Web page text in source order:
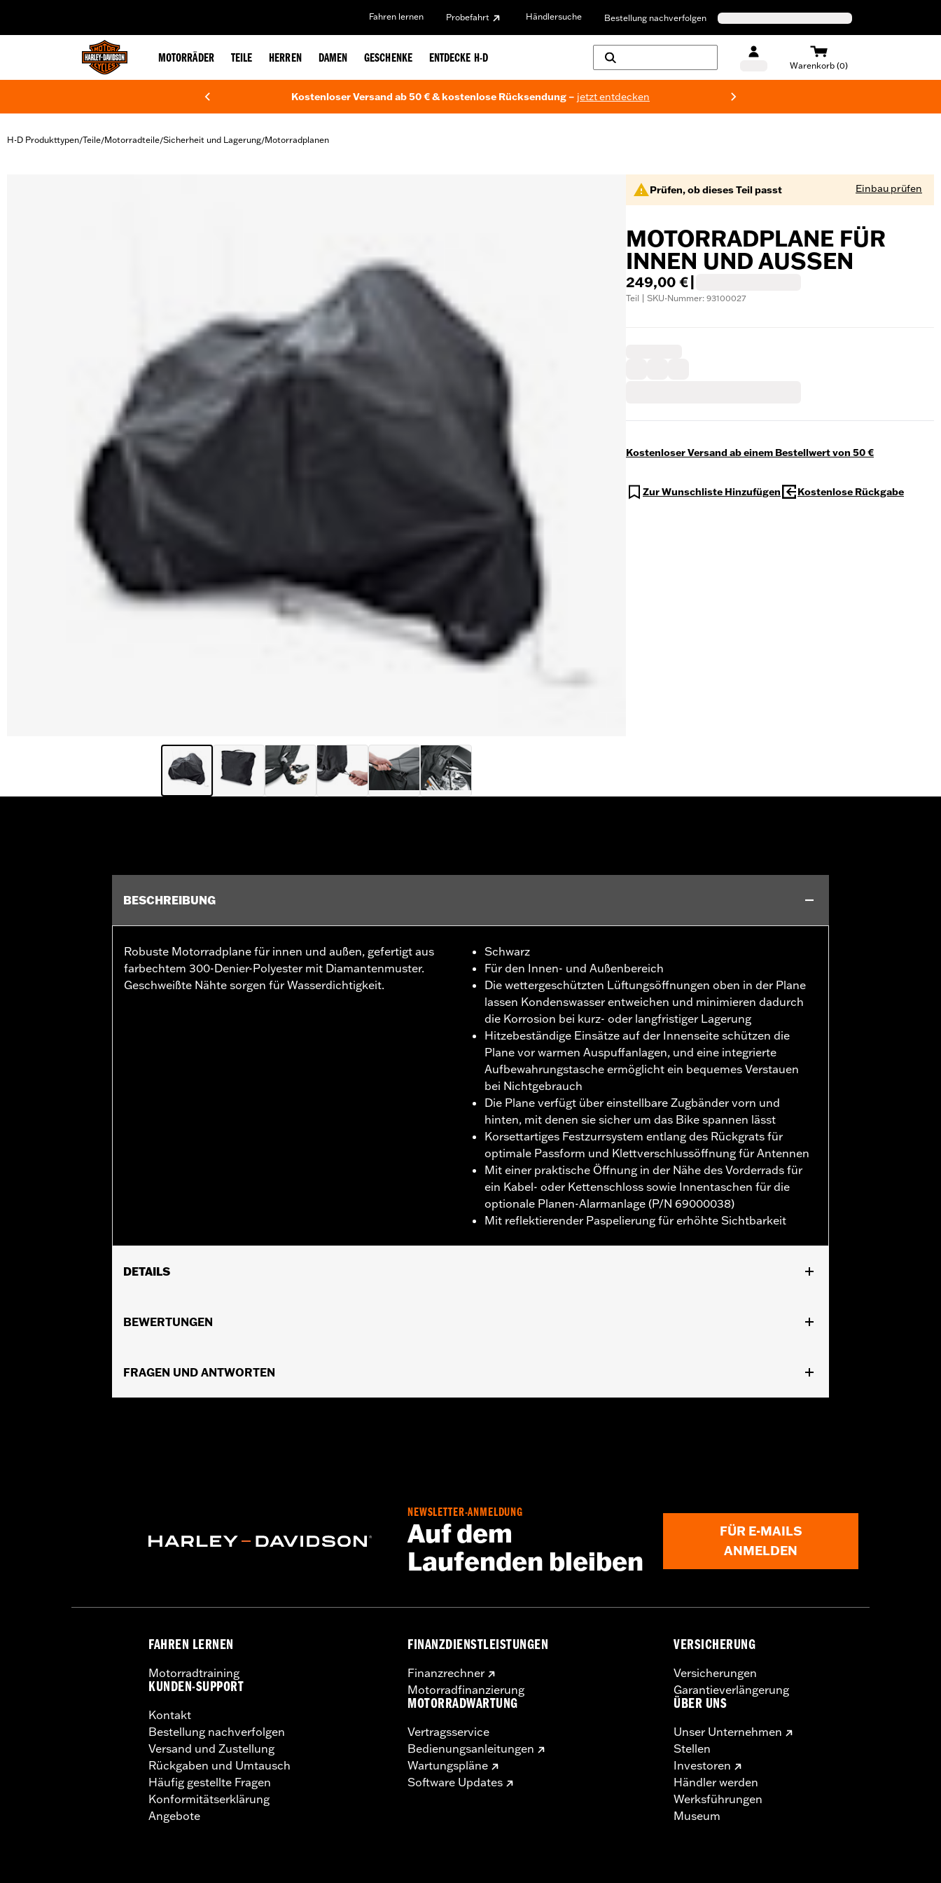
Fahren lernen Probefahrt Händlersuche Bestellung nachverfolgen
MOTORRÄDER TEILE HERREN DAMEN GESCHENKE ENTDECKE H-D
Warenkorb (0)
Kostenloser Versand ab 50 € & kostenlose Rücksendung – jetzt entdecken
H-D Produkttypen/Teile/Motorradteile/Sicherheit und Lagerung/Motorradplanen
Prüfen, ob dieses Teil passt Einbau prüfen
MOTORRADPLANE FÜR
INNEN UND AUSSEN
249,00 €
Teil | SKU-Nummer: 93100027
Kostenloser Versand ab einem Bestellwert von 50 €
Zur Wunschliste Hinzufügen Kostenlose Rückgabe
BESCHREIBUNG
Robuste Motorradplane für innen und außen, gefertigt aus
farbechtem 300-Denier-Polyester mit Diamantenmuster.
Geschweißte Nähte sorgen für Wasserdichtigkeit.
Schwarz
Für den Innen- und Außenbereich
Die wettergeschützten Lüftungsöffnungen oben in der Plane
lassen Kondenswasser entweichen und minimieren dadurch
die Korrosion bei kurz- oder langfristiger Lagerung
Hitzebeständige Einsätze auf der Innenseite schützen die
Plane vor warmen Auspuffanlagen, und eine integrierte
Aufbewahrungstasche ermöglicht ein bequemes Verstauen
bei Nichtgebrauch
Die Plane verfügt über einstellbare Zugbänder vorn und
hinten, mit denen sie sicher um das Bike spannen lässt
Korsettartiges Festzurrsystem entlang des Rückgrats für
optimale Passform und Klettverschlussöffnung für Antennen
Mit einer praktische Öffnung in der Nähe des Vorderrads für
ein Kabel- oder Kettenschloss sowie Innentaschen für die
optionale Planen-Alarmanlage (P/N 69000038)
Mit reflektierender Paspelierung für erhöhte Sichtbarkeit
DETAILS
Wasserabweisend:
Material:Strapazierfähiges UV-beständiges Polyester mit Rautenmuster
BEWERTUNGEN
FRAGEN UND ANTWORTEN
NEWSLETTER-ANMELDUNG
Auf dem
Laufenden bleiben
FÜR E-MAILS
ANMELDEN
FAHREN LERNEN
Motorradtraining
KUNDEN-SUPPORT
Kontakt
Bestellung nachverfolgen
Versand und Zustellung
Rückgaben und Umtausch
Häufig gestellte Fragen
Konformitätserklärung
Angebote
FINANZDIENSTLEISTUNGEN
Finanzrechner
Motorradfinanzierung
MOTORRADWARTUNG
Vertragsservice
Bedienungsanleitungen
Wartungspläne
Software Updates
VERSICHERUNG
Versicherungen
Garantieverlängerung
ÜBER UNS
Unser Unternehmen
Stellen
Investoren
Händler werden
Werksführungen
Museum